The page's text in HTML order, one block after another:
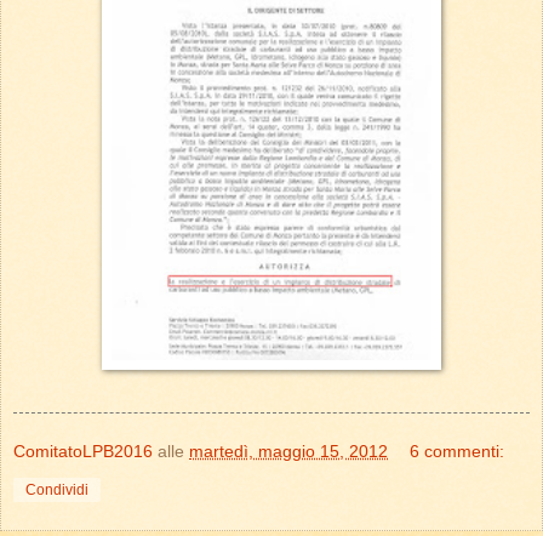
ComitatoLPB2016 alle martedì, maggio 15, 2012 6 commenti:
Condividi